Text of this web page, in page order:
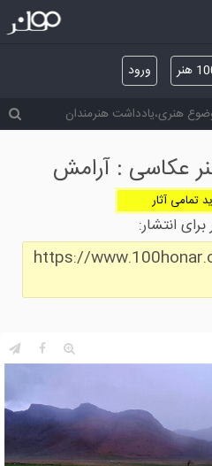
ورود
تمامی آثار
انتشار:
https://